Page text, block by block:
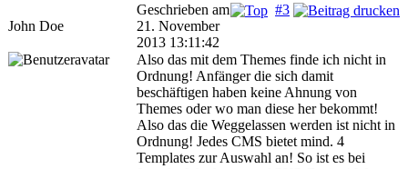
John Doe
#3
Geschrieben am
21. November
2013 13:11:42
Also das mit dem Themes finde ich nicht in
Ordnung! Anfänger die sich damit
beschäftigen haben keine Ahnung von
Themes oder wo man diese her bekommt!
Also das die Weggelassen werden ist nicht in
Ordnung! Jedes CMS bietet mind. 4
Templates zur Auswahl an! So ist es bei